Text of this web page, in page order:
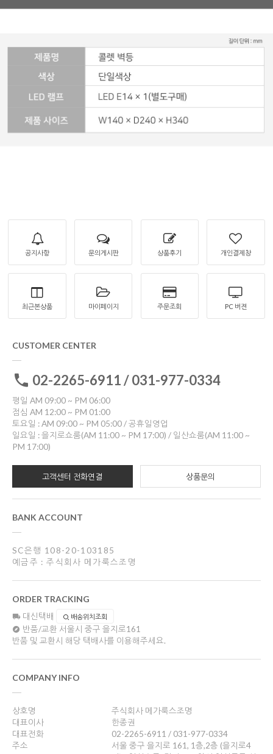
공지사항 문의게시판 상품후기 개인결제창
최근본상품 마이페이지 주문조회 PC 버젼
CUSTOMER CENTER
02-2265-6911 / 031-977-0334
평일 AM 09:00 ~ PM 06:00
점심 AM 12:00 ~ PM 01:00
토요일 : AM 09:00 ~ PM 05:00 / 공휴일영업
일요일 : 을지로쇼룸(AM 11:00 ~ PM 17:00) / 일산쇼룸(AM 11:00 ~
PM 17:00)
고객센터 전화연결 상품문의
BANK ACCOUNT
SC은행 108-20-103185
예금주 : 주식회사 메가룩스조명
ORDER TRACKING
대신택배 배송위치조회
반품/교환 서울시 중구 을지로161
반품 및 교환시 해당 택배사를 이용해주세요.
COMPANY INFO
상호명
주식회사 메가룩스조명
대표이사
한종권
대표전화
02-2265-6911 / 031-977-0334
주소
서울 중구 을지로 161, 1층,2층 (을지로4